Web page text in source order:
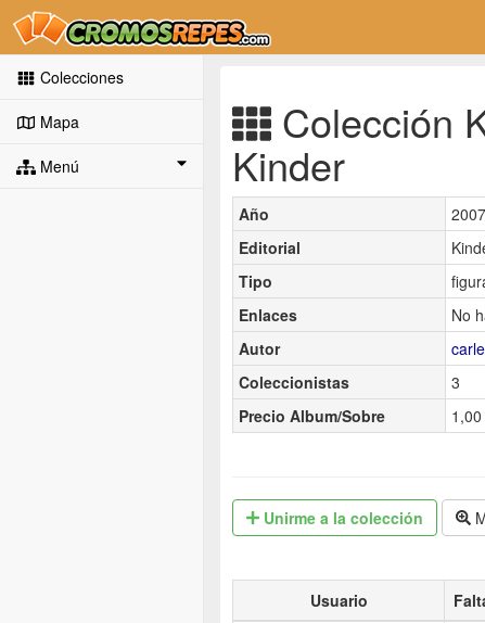
Colecciones
Mapa
Menú
Colección
Kinder
Año
2007
Editorial
Tipo
Enlaces
No
Autor
Coleccionistas
3
Precio Album/Sobre
Unirme a la colección
Usuario